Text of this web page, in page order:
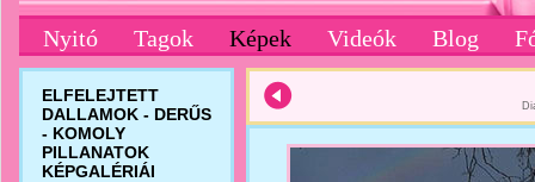
Nyitó Tagok Képek Videók Blog
ELFELEJTETT
DALLAMOK - DERŰS
- KOMOLY
PILLANATOK
KÉPGALÉRIÁI